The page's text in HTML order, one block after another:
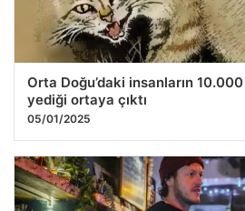
Uşak’taki plastik fabrikasında
08.12.2025 11:18
Orta Doğu’daki insanların
yediği ortaya çıktı
05/01/2025